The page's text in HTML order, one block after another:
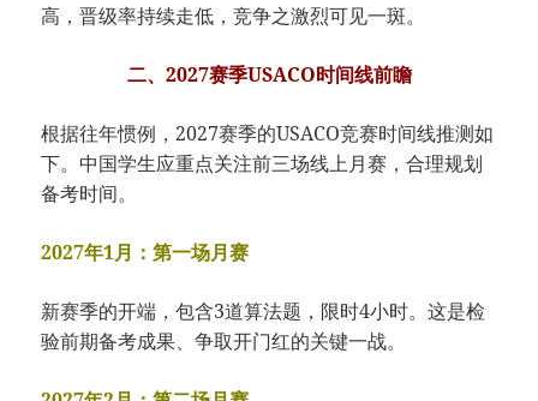
高，晋级率持续走低，竞争之激烈可见一斑。
二、2027赛季USACO时间线前瞻
根据往年惯例，2027赛季的USACO竞赛时间线推测如
下。中国学生应重点关注前三场线上月赛，合理规划
备考时间。
2027年1月：第一场月赛
新赛季的开端，包含3道算法题，限时4小时。这是检
验前期备考成果、争取开门红的关键一战。